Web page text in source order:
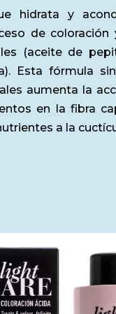
hidrata y
de
(aceite de
Esta fórmula
aumenta la
en la fibra
a la